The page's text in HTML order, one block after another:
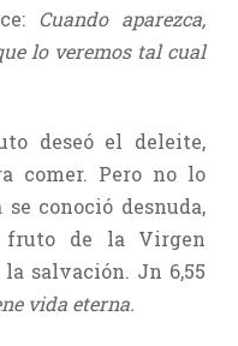
Cuando aparezca,
lo veremos tal cual
deseó el deleite,
comer. Pero no lo
conoció desnuda,
de la Virgen
salvación. Jn 6,55
vida eterna.